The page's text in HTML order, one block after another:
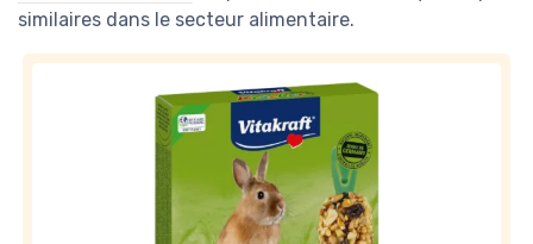
similaires dans le secteur alimentaire.